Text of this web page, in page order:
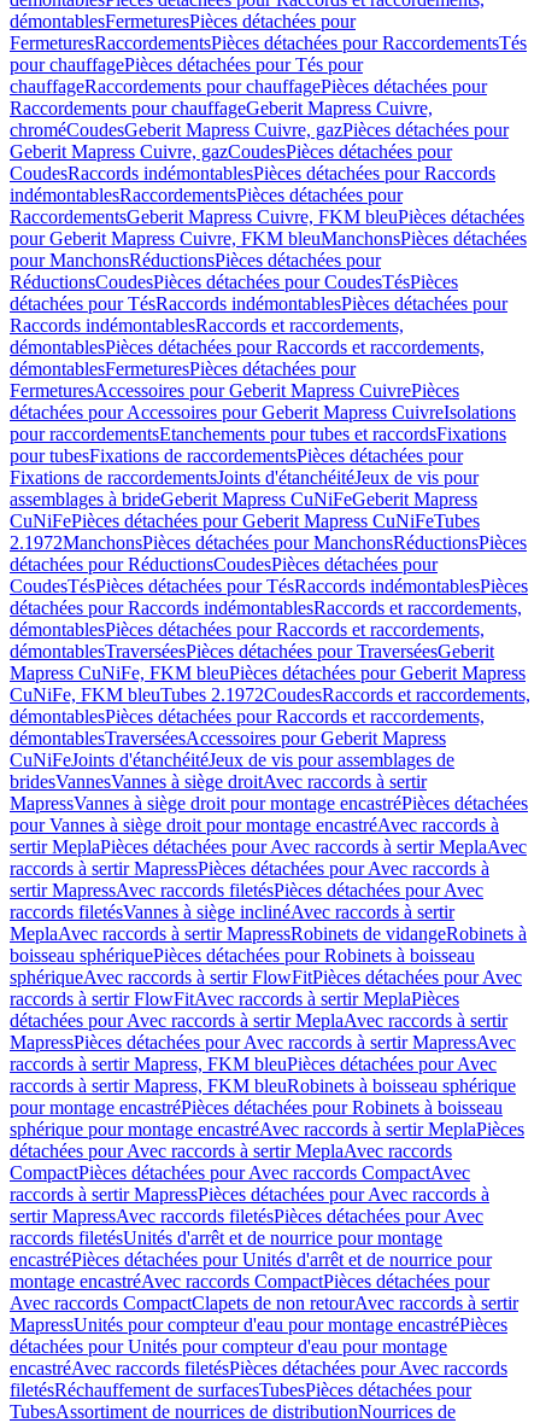
démontablesFermeturesPièces détachées pour
FermeturesRaccordementsPièces détachées pour RaccordementsTés
pour chauffagePièces détachées pour Tés pour
chauffageRaccordements pour chauffagePièces détachées pour
Raccordements pour chauffageGeberit Mapress Cuivre,
chroméCoudesGeberit Mapress Cuivre, gazPièces détachées pour
Geberit Mapress Cuivre, gazCoudesPièces détachées pour
CoudesRaccords indémontablesPièces détachées pour Raccords
indémontablesRaccordementsPièces détachées pour
RaccordementsGeberit Mapress Cuivre, FKM bleuPièces détachées
pour Geberit Mapress Cuivre, FKM bleuManchonsPièces détachées
pour ManchonsRéductionsPièces détachées pour
RéductionsCoudesPièces détachées pour CoudesTésPièces
détachées pour TésRaccords indémontablesPièces détachées pour
Raccords indémontablesRaccords et raccordements,
démontablesPièces détachées pour Raccords et raccordements,
démontablesFermeturesPièces détachées pour
FermeturesAccessoires pour Geberit Mapress CuivrePièces
détachées pour Accessoires pour Geberit Mapress CuivreIsolations
pour raccordementsEtanchements pour tubes et raccordsFixations
pour tubesFixations de raccordementsPièces détachées pour
Fixations de raccordementsJoints d'étanchéitéJeux de vis pour
assemblages à brideGeberit Mapress CuNiFeGeberit Mapress
CuNiFePièces détachées pour Geberit Mapress CuNiFeTubes
2.1972ManchonsPièces détachées pour ManchonsRéductionsPièces
détachées pour RéductionsCoudesPièces détachées pour
CoudesTésPièces détachées pour TésRaccords indémontablesPièces
détachées pour Raccords indémontablesRaccords et raccordements,
démontablesPièces détachées pour Raccords et raccordements,
démontablesTraverséesPièces détachées pour TraverséesGeberit
Mapress CuNiFe, FKM bleuPièces détachées pour Geberit Mapress
CuNiFe, FKM bleuTubes 2.1972CoudesRaccords et raccordements,
démontablesPièces détachées pour Raccords et raccordements,
démontablesTraverséesAccessoires pour Geberit Mapress
CuNiFeJoints d'étanchéitéJeux de vis pour assemblages de
bridesVannesVannes à siège droitAvec raccords à sertir
MapressVannes à siège droit pour montage encastréPièces détachées
pour Vannes à siège droit pour montage encastréAvec raccords à
sertir MeplaPièces détachées pour Avec raccords à sertir MeplaAvec
raccords à sertir MapressPièces détachées pour Avec raccords à
sertir MapressAvec raccords filetésPièces détachées pour Avec
raccords filetésVannes à siège inclinéAvec raccords à sertir
MeplaAvec raccords à sertir MapressRobinets de vidangeRobinets à
boisseau sphériquePièces détachées pour Robinets à boisseau
sphériqueAvec raccords à sertir FlowFitPièces détachées pour Avec
raccords à sertir FlowFitAvec raccords à sertir MeplaPièces
détachées pour Avec raccords à sertir MeplaAvec raccords à sertir
MapressPièces détachées pour Avec raccords à sertir MapressAvec
raccords à sertir Mapress, FKM bleuPièces détachées pour Avec
raccords à sertir Mapress, FKM bleuRobinets à boisseau sphérique
pour montage encastréPièces détachées pour Robinets à boisseau
sphérique pour montage encastréAvec raccords à sertir MeplaPièces
détachées pour Avec raccords à sertir MeplaAvec raccords
CompactPièces détachées pour Avec raccords CompactAvec
raccords à sertir MapressPièces détachées pour Avec raccords à
sertir MapressAvec raccords filetésPièces détachées pour Avec
raccords filetésUnités d'arrêt et de nourrice pour montage
encastréPièces détachées pour Unités d'arrêt et de nourrice pour
montage encastréAvec raccords CompactPièces détachées pour
Avec raccords CompactClapets de non retourAvec raccords à sertir
MapressUnités pour compteur d'eau pour montage encastréPièces
détachées pour Unités pour compteur d'eau pour montage
encastréAvec raccords filetésPièces détachées pour Avec raccords
filetésRéchauffement de surfacesTubesPièces détachées pour
TubesAssortiment de nourrices de distributionNourrices de